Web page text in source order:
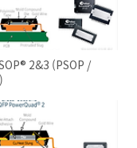
2&3 (PSOP /